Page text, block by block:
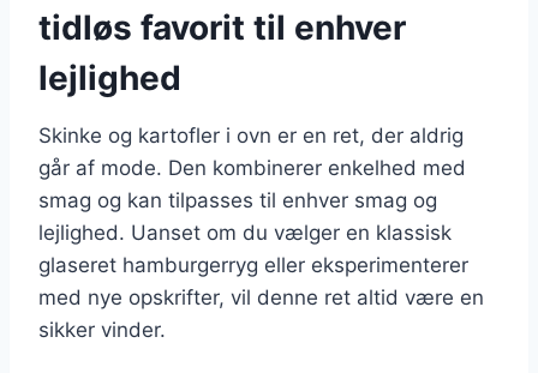
tidløs favorit til enhver
lejlighed
Skinke og kartofler i ovn er en ret, der aldrig
går af mode. Den kombinerer enkelhed med
smag og kan tilpasses til enhver smag og
lejlighed. Uanset om du vælger en klassisk
glaseret hamburgerryg eller eksperimenterer
med nye opskrifter, vil denne ret altid være en
sikker vinder.